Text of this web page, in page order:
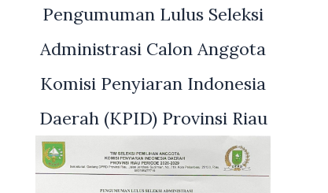
Pengumuman Lulus Seleksi
Administrasi Calon Anggota
Komisi Penyiaran Indonesia
Daerah (KPID) Provinsi Riau